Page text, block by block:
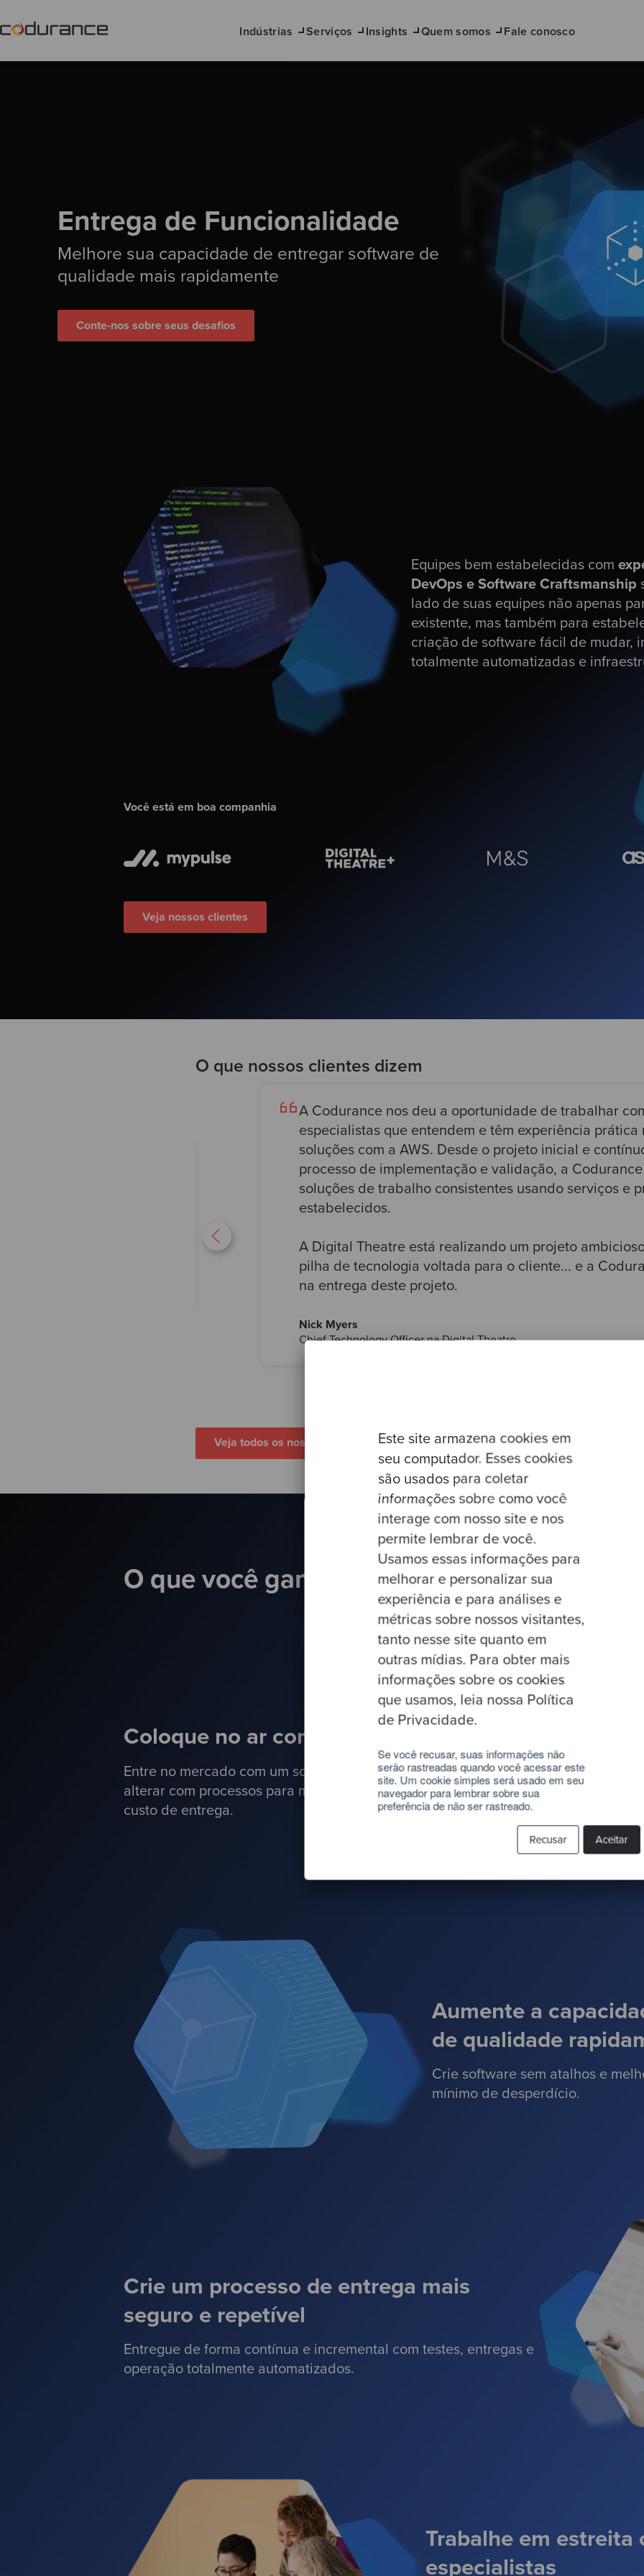
Este site armazena cookies em
seu computador. Esses cookies
são usados para coletar
informações sobre como você
interage com nosso site e nos
permite lembrar de você.
Usamos essas informações para
melhorar e personalizar sua
experiência e para análises e
métricas sobre nossos visitantes,
tanto nesse site quanto em
outras mídias. Para obter mais
informações sobre os cookies
que usamos, leia nossa Política
de Privacidade.
Se você recusar, suas informações não
serão rastreadas quando você acessar este
site. Um cookie simples será usado em seu
navegador para lembrar sobre sua
preferência de não ser rastreado.
Aceitar
Recusar
Indústrias Serviços Insights Quem somos Fale conosco
Entrega de Funcionalidade
Melhore sua capacidade de entregar software de
qualidade mais rapidamente
Conte-nos sobre seus desafios
Equipes bem estabelecidas com
DevOps e Software Craftsmanship
lado de suas equipes não apenas
existente, mas também para
criação de software fácil de mudar,
totalmente automatizadas e
Você está em boa companhia
Veja nossos clientes
O que nossos clientes dizem
A Codurance nos deu a oportunidade de trabalhar
especialistas que entendem e têm experiência prática
soluções com a AWS. Desde o projeto inicial e
processo de implementação e validação, a
soluções de trabalho consistentes usando serviços e
estabelecidos.
A Digital Theatre está realizando um projeto
pilha de tecnologia voltada para o cliente... e a
na entrega deste projeto.
Nick Myers
Chief Technology Officer na Digital Theatre
Veja todos os nossos clientes
O que você ganha trabalhando conosco
Coloque no ar com confiança
Entre no mercado com um software confiável, seguro e fácil de
alterar com processos para minimizar o desperdício e reduzir o
custo de entrega.
Aumente a
de qualidade
Crie software sem atalhos e
mínimo de desperdício.
Crie um processo de entrega mais
seguro e repetível
Entregue de forma contínua e incremental com testes, entregas e
operação totalmente automatizados.
Trabalhe em estreita
especialistas